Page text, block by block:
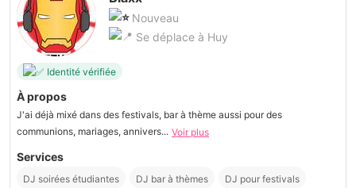
Nouveau
Se déplace à Huy
Identité vérifiée
À propos
J'ai déjà mixé dans des festivals, bar à thème aussi pour des
communions, mariages, annivers... Voir plus
Services
DJ soirées étudiantes DJ bar à thèmes DJ pour festivals